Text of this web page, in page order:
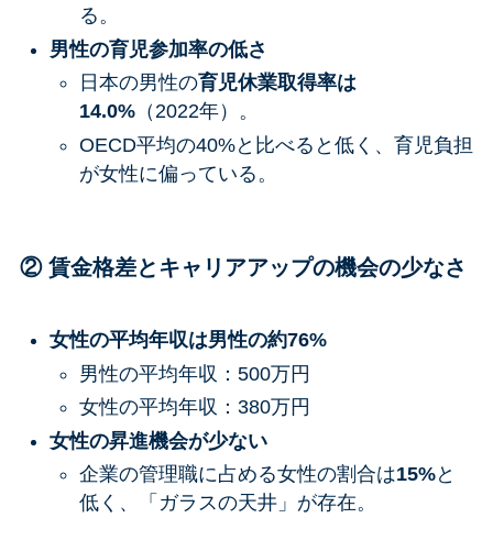
る。
男性の育児参加率の低さ
日本の男性の育児休業取得率は
14.0%（2022年）。
OECD平均の40%と比べると低く、育児負担
が女性に偏っている。
② 賃金格差とキャリアアップの機会の少なさ
女性の平均年収は男性の約76%
男性の平均年収：500万円
女性の平均年収：380万円
女性の昇進機会が少ない
企業の管理職に占める女性の割合は15%と
低く、「ガラスの天井」が存在。